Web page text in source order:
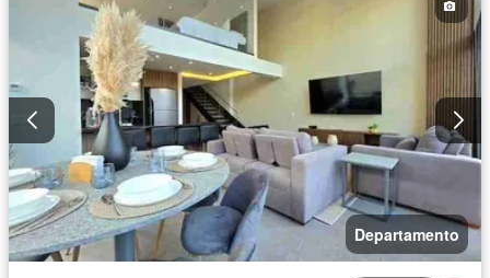
Departamento